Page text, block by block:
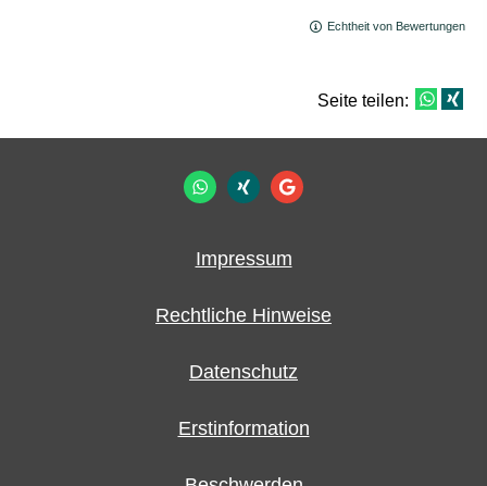
Echtheit von Bewertungen
Seite teilen:
Impressum
Rechtliche Hinweise
Datenschutz
Erstinformation